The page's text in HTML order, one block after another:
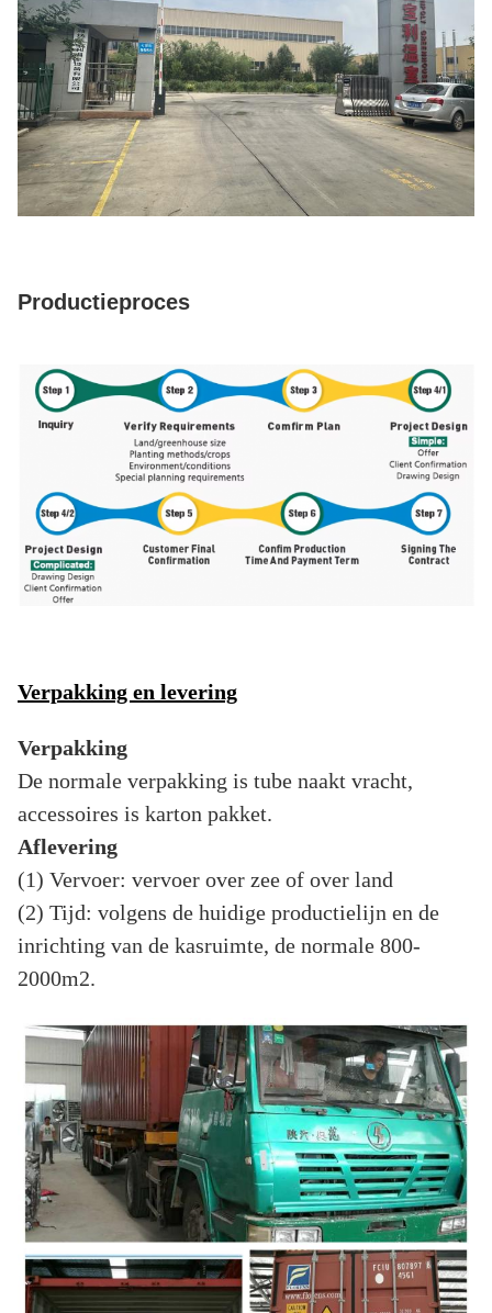
Productieproces
Verpakking en levering
Verpakking
De normale verpakking is tube naakt vracht,
accessoires is karton pakket.
Aflevering
(1) Vervoer: vervoer over zee of over land
(2) Tijd: volgens de huidige productielijn en de
inrichting van de kasruimte, de normale 800-
2000m2.